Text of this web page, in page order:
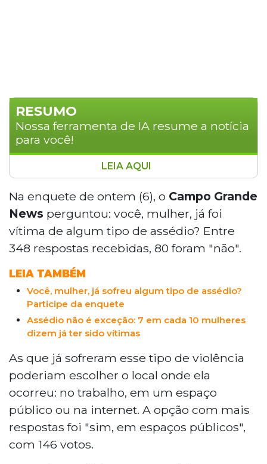
RESUMO
Nossa ferramenta de IA resume a notícia
para você!
Uma enquete realizada pelo Campo Grande
News revelou que, das 348 mulheres
participantes, 268 já sofreram algum tipo de
assédio. A maioria dos casos, 146 relatos,
ocorreu em espaços públicos, incluindo
situações em transportes públicos, ruas e locais
de trabalho.Entre os depoimentos, surgiram
também comentários machistas que
culpabilizam as vítimas, seja por suas
vestimentas ou condição social. Especialistas
alertam que esse tipo de pensamento
contribui para desencorajar denúncias e
perpetuar o ciclo de violência contra as
mulheres.
LEIA AQUI
Na enquete de ontem (6), o Campo Grande
News perguntou: você, mulher, já foi
vítima de algum tipo de assédio? Entre
348 respostas recebidas, 80 foram "não".
LEIA TAMBÉM
Você, mulher, já sofreu algum tipo de assédio?
Participe da enquete
Assédio não é exceção: 7 em cada 10 mulheres
dizem já ter sido vítimas
As que já sofreram esse tipo de violência
poderiam escolher o local onde ela
ocorreu: no trabalho, em um espaço
público ou na internet. A opção com mais
respostas foi "sim, em espaços públicos",
com 146 votos.